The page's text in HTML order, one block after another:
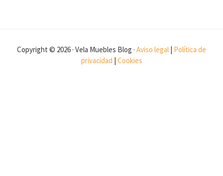
Copyright © 2026 · Vela Muebles Blog · Aviso legal | Política de
privacidad | Cookies